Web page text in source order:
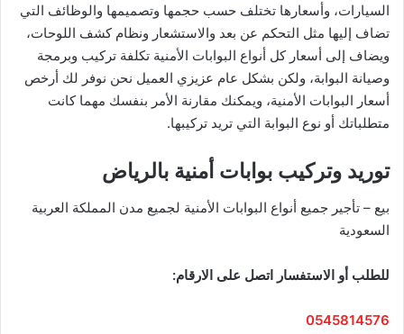
السيارات، وأسعارها تختلف حسب حجمها وتصميمها والوظائف التي
تضاف إليها مثل التحكم عن بعد والاستشعار ونظام كشف اللوحات،
ويضاف إلى أسعار كل أنواع البوابات الأمنية تكلفة تركيب وبرمجة
وصيانة البوابة، ولكن بشكل عام عزيزي العميل نحن نوفر لك أرخص
أسعار البوابات الأمنية، ويمكنك مقارنة الأمر بنفسك مهما كانت
متطلباتك أو نوع البوابة التي تريد تركيبها.
توريد وتركيب بوابات أمنية بالرياض
بيع – تأجير جميع أنواع البوابات الأمنية لجميع مدن المملكة العربية
السعودية
للطلب أو الاستفسار اتصل على الارقام:
0545814576